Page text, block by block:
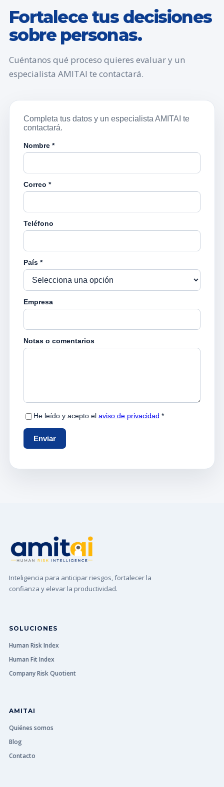
Fortalece tus decisiones
sobre personas.
Cuéntanos qué proceso quieres evaluar y un
especialista AMITAI te contactará.
Inteligencia para anticipar riesgos, fortalecer la
confianza y elevar la productividad.
SOLUCIONES
Human Risk Index
Human Fit Index
Company Risk Quotient
AMITAI
Quiénes somos
Blog
Contacto